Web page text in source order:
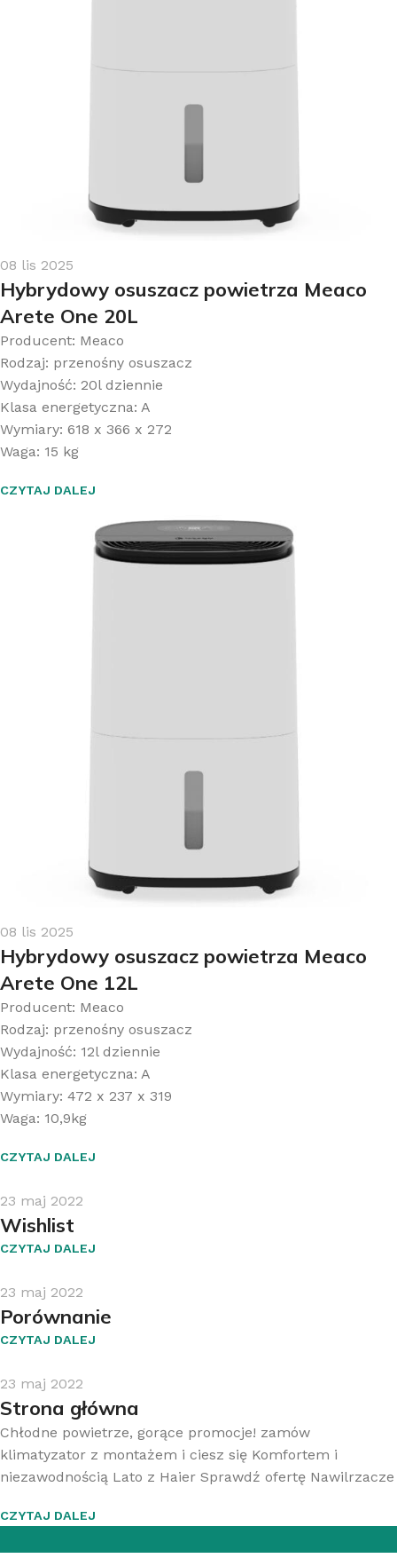
08 lis 2025
Hybrydowy osuszacz powietrza Meaco
Arete One 20L
Producent: Meaco
Rodzaj: przenośny osuszacz
Wydajność: 20l dziennie
Klasa energetyczna: A
Wymiary: 618 x 366 x 272
Waga: 15 kg
CZYTAJ DALEJ
08 lis 2025
Hybrydowy osuszacz powietrza Meaco
Arete One 12L
Producent: Meaco
Rodzaj: przenośny osuszacz
Wydajność: 12l dziennie
Klasa energetyczna: A
Wymiary: 472 x 237 x 319
Waga: 10,9kg
CZYTAJ DALEJ
23 maj 2022
Wishlist
CZYTAJ DALEJ
23 maj 2022
Porównanie
CZYTAJ DALEJ
23 maj 2022
Strona główna
Chłodne powietrze, gorące promocje! zamów
klimatyzator z montażem i ciesz się Komfortem i
niezawodnością Lato z Haier Sprawdź ofertę Nawilrzacze
CZYTAJ DALEJ